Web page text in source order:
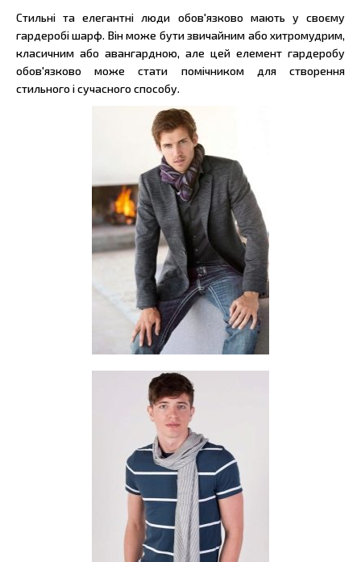
Стильні та елегантні люди обов'язково мають у своєму
гардеробі шарф. Він може бути звичайним або хитромудрим,
класичним або авангардною, але цей елемент гардеробу
обов'язково може стати помічником для створення
стильного і сучасного способу.